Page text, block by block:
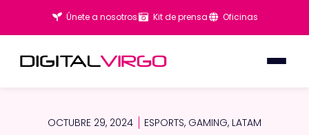
Únete a nosotros Kit de prensa Oficinas
OCTUBRE 29, 2024 ESPORTS, GAMING, LATAM